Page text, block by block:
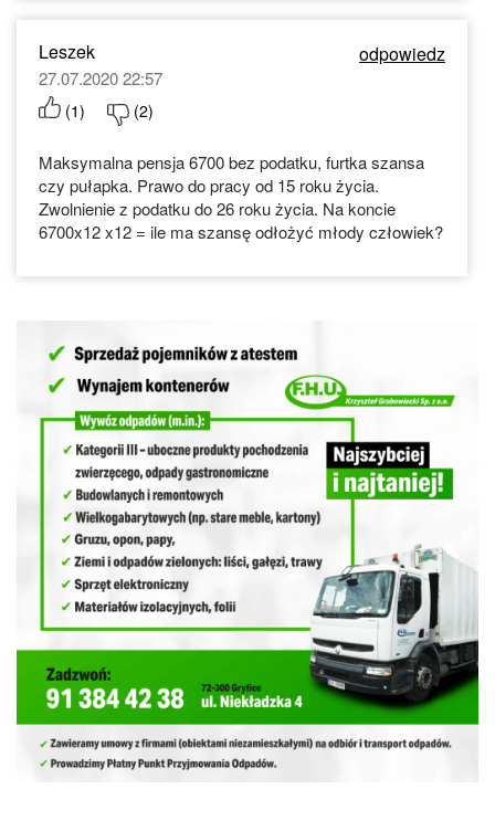
Leszek odpowiedz
27.07.2020 22:57
(1) (2)
Maksymalna pensja 6700 bez podatku, furtka szansa
czy pułapka. Prawo do pracy od 15 roku życia.
Zwolnienie z podatku do 26 roku życia. Na koncie
6700x12 x12 = ile ma szansę odłożyć młody człowiek?